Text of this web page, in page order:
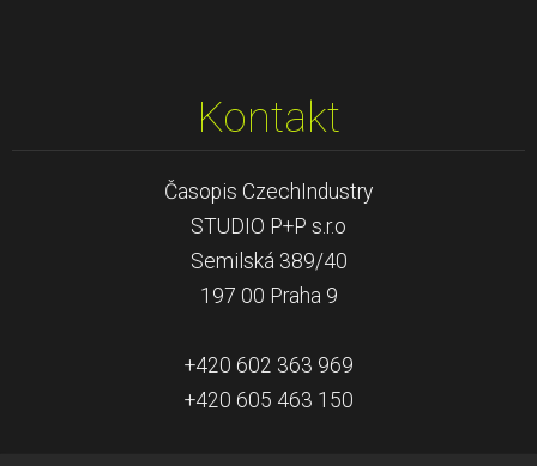
Kontakt
Časopis CzechIndustry
STUDIO P+P s.r.o
Semilská 389/40
197 00 Praha 9
+420 602 363 969
+420 605 463 150